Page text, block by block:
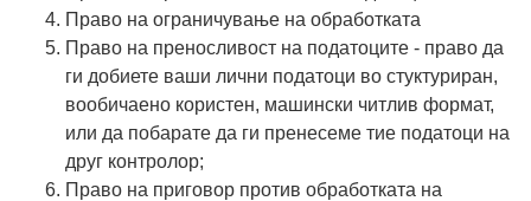
Право на ограничување на обработката
Право на преносливост на податоците - право да
ги добиете ваши лични податоци во стуктуриран,
вообичаено користен, машински читлив формат,
или да побарате да ги пренесеме тие податоци на
друг контролор;
Право на приговор против обработката на